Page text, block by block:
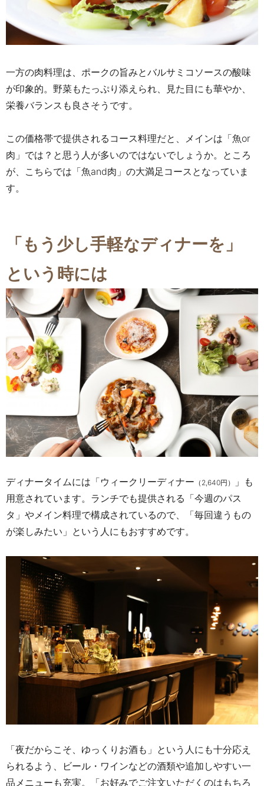
一方の肉料理は、ポークの旨みとバルサミコソースの酸味
が印象的。野菜もたっぷり添えられ、見た目にも華やか、
栄養バランスも良さそうです。
この価格帯で提供されるコース料理だと、メインは「魚or
肉」では？と思う人が多いのではないでしょうか。 ところ
が、こちらでは「魚and肉」の大満足コースとなっていま
す。
「もう少し手軽なディナーを」
という時には
ディナータイムには「ウィークリーディナー （ 2,640円） 」 も
用意されています。ランチでも提供される「今週のパス
タ」やメイン料理で構成されているので、「毎回違うもの
が楽しみたい」という人にもおすすめです。
「夜だからこそ、ゆっくりお酒も」という人にも十分応え
られるよう、ビール・ワインなどの酒類や追加しやすい一
品メニューも充実。
「お好みでご注文いただくのはもちろ